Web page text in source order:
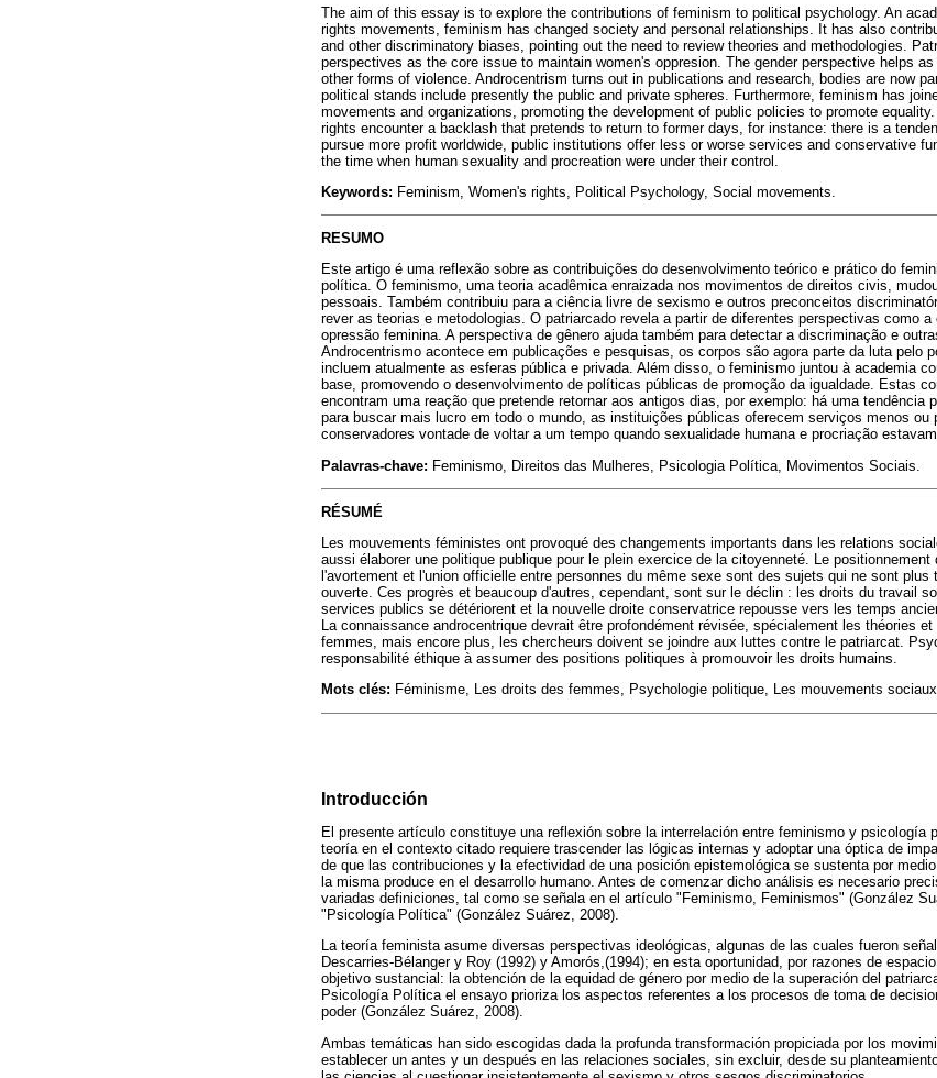
The aim of this essay is to explore the contributions of feminism to political psychology. An
rights movements, feminism has changed society and personal relationships. It has also
and other discriminatory biases, pointing out the need to review theories and methodologies.
perspectives as the core issue to maintain women's oppresion. The gender perspective helps
other forms of violence. Androcentrism turns out in publications and research, bodies are now
political stands include presently the public and private spheres. Furthermore, feminism has
movements and organizations, promoting the development of public policies to promote
rights encounter a backlash that pretends to return to former days, for instance: there is a
pursue more profit worldwide, public institutions offer less or worse services and conservative
the time when human sexuality and procreation were under their control.
Keywords: Feminism, Women's rights, Political Psychology, Social movements.
RESUMO
Este artigo é uma reflexão sobre as contribuições do desenvolvimento teórico e prático do
política. O feminismo, uma teoria acadêmica enraizada nos movimentos de direitos civis,
pessoais. Também contribuiu para a ciência livre de sexismo e outros preconceitos
rever as teorias e metodologias. O patriarcado revela a partir de diferentes perspectivas como
opressão feminina. A perspectiva de gênero ajuda também para detectar a discriminação e
Androcentrismo acontece em publicações e pesquisas, os corpos são agora parte da luta pelo
incluem atualmente as esferas pública e privada. Além disso, o feminismo juntou à academia
base, promovendo o desenvolvimento de políticas públicas de promoção da igualdade. Estas
encontram uma reação que pretende retornar aos antigos dias, por exemplo: há uma tendência
para buscar mais lucro em todo o mundo, as instituições públicas oferecem serviços menos ou
conservadores vontade de voltar a um tempo quando sexualidade humana e procriação
Palavras-chave: Feminismo, Direitos das Mulheres, Psicologia Política, Movimentos Sociais.
RÉSUMÉ
Les mouvements féministes ont provoqué des changements importants dans les relations
aussi élaborer une politique publique pour le plein exercice de la citoyenneté. Le
l'avortement et l'union officielle entre personnes du même sexe sont des sujets qui ne sont
ouverte. Ces progrès et beaucoup d'autres, cependant, sont sur le déclin : les droits du travail
services publics se détériorent et la nouvelle droite conservatrice repousse vers les temps
La connaissance androcentrique devrait être profondément révisée, spécialement les théories
femmes, mais encore plus, les chercheurs doivent se joindre aux luttes contre le patriarcat.
responsabilité éthique à assumer des positions politiques à promouvoir les droits humains.
Mots clés: Féminisme, Les droits des femmes, Psychologie politique, Les mouvements
Introducción
El presente artículo constituye una reflexión sobre la interrelación entre feminismo y psicología
teoría en el contexto citado requiere trascender las lógicas internas y adoptar una óptica de
de que las contribuciones y la efectividad de una posición epistemológica se sustenta por
la misma produce en el desarrollo humano. Antes de comenzar dicho análisis es necesario
variadas definiciones, tal como se señala en el artículo "Feminismo, Feminismos" (González
"Psicología Política" (González Suárez, 2008).
La teoría feminista asume diversas perspectivas ideológicas, algunas de las cuales fueron
Descarries-Bélanger y Roy (1992) y Amorós,(1994); en esta oportunidad, por razones de
objetivo sustancial: la obtención de la equidad de género por medio de la superación del
Psicología Política el ensayo prioriza los aspectos referentes a los procesos de toma de
poder (González Suárez, 2008).
Ambas temáticas han sido escogidas dada la profunda transformación propiciada por los
establecer un antes y un después en las relaciones sociales, sin excluir, desde su